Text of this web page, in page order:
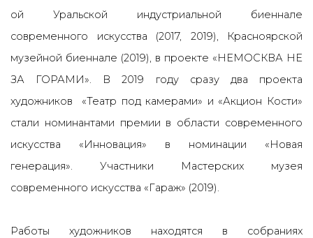
ой Уральской индустриальной биеннале
современного искусства (2017, 2019), Красноярской
музейной биеннале (2019), в проекте «НЕМОСКВА НЕ
ЗА ГОРАМИ». В 2019 году сразу два проекта
художников «Театр под камерами» и «Акцион Кости»
стали номинантами премии в области современного
искусства «Инновация» в номинации «Новая
генерация». Участники Мастерских музея
современного искусства «Гараж» (2019).
Работы художников находятся в собраниях